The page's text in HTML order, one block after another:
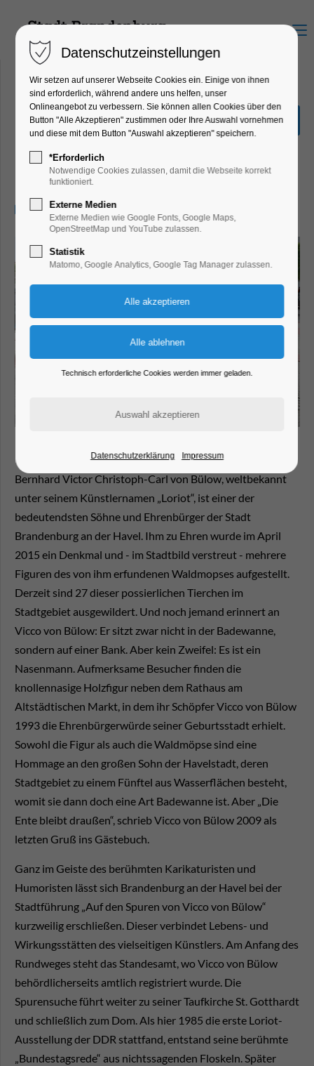
Menu
Stadtführung: Auf den
Spuren von Vicco von
Bülow
Führung, Highlight, Loriot, Themenführung
05.10.2024, 14:30–16:30
Bernhard Victor Christoph-Carl von Bülow, weltbekannt
unter seinem Künstlernamen „Loriot“, ist einer der
bedeutendsten Söhne und Ehrenbürger der Stadt
Brandenburg an der Havel. Ihm zu Ehren wurde im April
2015 ein Denkmal und - im Stadtbild verstreut - mehrere
Figuren des von ihm erfundenen Waldmopses aufgestellt.
Derzeit sind 27 dieser possierlichen Tierchen im
Stadtgebiet ausgewildert. Und noch jemand erinnert an
Vicco von Bülow: Er sitzt zwar nicht in der Badewanne,
sondern auf einer Bank. Aber kein Zweifel: Es ist ein
Nasenmann. Aufmerksame Besucher finden die
knollennasige Holzfigur neben dem Rathaus am
Altstädtischen Markt, in dem ihr Schöpfer Vicco von Bülow
1993 die Ehrenbürgerwürde seiner Geburtsstadt erhielt.
Sowohl die Figur als auch die Waldmöpse sind eine
Hommage an den großen Sohn der Havelstadt, deren
Stadtgebiet zu einem Fünftel aus Wasserflächen besteht,
womit sie dann doch eine Art Badewanne ist. Aber „Die
Ente bleibt draußen“, schrieb Vicco von Bülow 2009 als
letzten Gruß ins Gästebuch.
Ganz im Geiste des berühmten Karikaturisten und
Humoristen lässt sich Brandenburg an der Havel bei der
Stadtführung „Auf den Spuren von Vicco von Bülow“
kurzweilig erschließen. Dieser verbindet Lebens- und
Wirkungsstätten des vielseitigen Künstlers. Am Anfang des
Rundweges steht das Standesamt, wo Vicco von Bülow
behördlicherseits amtlich registriert wurde. Die
Spurensuche führt weiter zu seiner Taufkirche St. Gotthardt
und schließlich zum Dom. Als hier 1985 die erste Loriot-
Ausstellung der DDR stattfand, entstand seine berühmte
„Bundestagsrede“ aus nichtssagenden Floskeln. Später
Datenschutzeinstellungen
Wir setzen auf unserer Webseite Cookies ein. Einige von ihnen
sind erforderlich, während andere uns helfen, unser
Onlineangebot zu verbessern. Sie können allen Cookies über den
Button "Alle Akzeptieren" zustimmen oder Ihre Auswahl vornehmen
und diese mit dem Button "Auswahl akzeptieren" speichern.
*Erforderlich
Notwendige Cookies zulassen, damit die Webseite korrekt
funktioniert.
Externe Medien
Externe Medien wie Google Fonts, Google Maps,
OpenStreetMap und YouTube zulassen.
Statistik
Matomo, Google Analytics, Google Tag Manager zulassen.
Technisch erforderliche Cookies werden immer geladen.
Datenschutzerklärung Impressum